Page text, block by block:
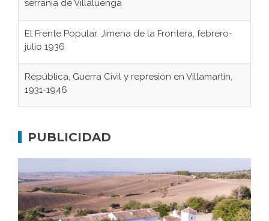
serranía de Villaluenga
El Frente Popular. Jimena de la Frontera, febrero-
julio 1936
República, Guerra Civil y represión en Villamartín,
1931-1946
concentración nazis
Bornos
El Frente Popular. Ubrique, febrero-julio 1936
PUBLICIDAD